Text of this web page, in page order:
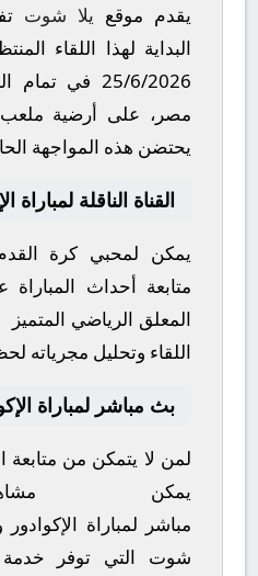
يقدم موقع يلا شوت
البداية لهذا اللقاء
25/6/2026في تمام
مصر، على أرضية ملعب
يحتضن هذه المواجهة
القناة الناقلة لمباراة
يمكن لمحبي كرة
متابعة أحداث المباراة
المعلق الرياضي المتميز
اللقاء وتحليل مجرياته
بث مباشر لمباراة
لمن لا يتمكن من متابعة
يمكن
مباشر لمباراة الإكوادور
شوت التي توفر خدمة